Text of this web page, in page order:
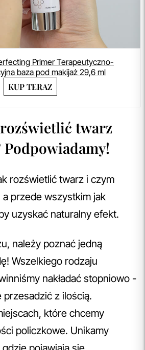
Primer Terapeutyczno-
baza pod makijaż 29,6 ml
KUP TERAZ
twarz
Podpowiadamy!
rozświetlić twarz i czym
przede wszystkim jak
uzyskać naturalny efekt.
należy poznać jedną
Wszelkiego rodzaju
nakładać stopniowo -
przesadzić z ilością.
które chcemy
policzkowe. Unikamy